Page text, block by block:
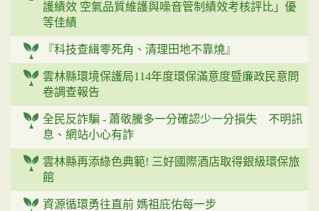
護績效 空氣品質維護與噪音管制績效考核評比」優
等佳績
『科技查緝零死角、清理田地不靠燒』
雲林縣環境保護局114年度環保滿意度暨廉政民意問
卷調查報告
全民反詐騙 - 蕭敬騰多一分確認少一分損失 不明訊
息、網站小心有詐
雲林縣再添綠色典範! 三好國際酒店取得銀級環保旅
館
資源循環勇往直前 媽祖庇佑每一步